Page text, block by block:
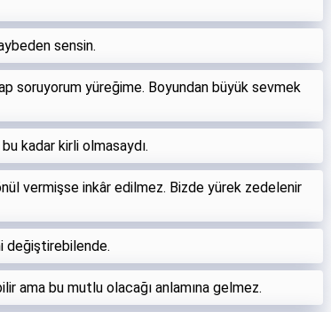
sensin.
soruyorum yüreğime. Boyundan büyük sevmek
kadar kirli olmasaydı.
vermişse inkâr edilmez. Bizde yürek zedelenir
değiştirebilende.
ama bu mutlu olacağı anlamına gelmez.